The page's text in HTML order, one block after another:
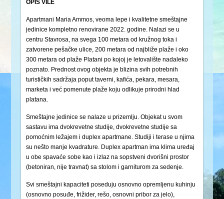
OPIS VILE
Apartmani Maria Ammos, veoma lepe i kvalitetne smeštajne
jedinice kompletno renovirane 2022. godine. Nalazi se u
centru Stavrosa, na svega 100 metara od kružnog toka i
zatvorene pešačke ulice, 200 metara od najbliže plaže i oko
300 metara od plaže Platani po kojoj je letovalište nadaleko
poznato. Prednost ovog objekta je blizina svih potrebnih
turističkih sadržaja poput taverni, kafića, pekara, mesara,
marketa i već pomenute plaže koju odlikuje prirodni hlad
platana.
Smeštajne jedinice se nalaze u prizemlju. Objekat u svom
sastavu ima dvokrevetne studije, dvokrevetne studije sa
pomoćnim ležajem i duplex apartmane. Studiji i terase u njima
su nešto manje kvadrature. Duplex apartman ima klima uređaj
u obe spavaće sobe kao i izlaz na sopstveni dvorišni prostor
(betoniran, nije travnat) sa stolom i garniturom za sedenje.
Svi smeštajni kapaciteti poseduju osnovno opremljenu kuhinju
(osnovno posuđe, frižider, rešo, osnovni pribor za jelo),